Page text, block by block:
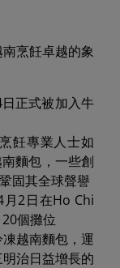
烹飪卓越的象
正式被加入牛
飪專業人士如
麵包，一些創
固其全球聲譽
2日在Ho Chi
個攤位
越南麵包，運
治日益增長的